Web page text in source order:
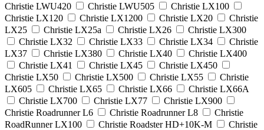
Christie LWU420
Christie LWU505
Christie LX100
Christie LX120
Christie LX1200 Christie LX20
Christie
LX25
Christie LX25a Christie LX26
Christie LX300
Christie LX32
Christie LX33 Christie LX34
Christie
LX37
Christie LX380 Christie LX40
Christie LX400
Christie LX41
Christie LX45
Christie LX450
Christie LX50
Christie LX500 Christie LX55
Christie
LX605
Christie LX65 Christie LX66
Christie LX66A
Christie LX700
Christie LX77
Christie LX900
Christie Roadrunner L6
Christie Roadrunner L8
Christie
RoadRunner LX100
Christie Roadster HD+10K-M
Christie